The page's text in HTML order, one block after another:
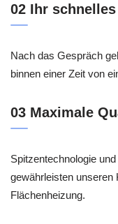
02 Ihr
Nach das Gespräch
binnen einer Zeit von
03 Maximale
Spitzentechnologie
gewährleisten unseren
Flächenheizung.